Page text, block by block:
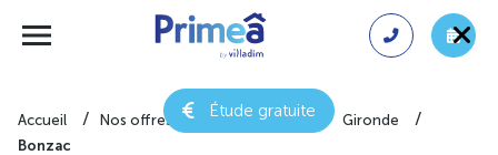
Étude gratuite
Accueil Nos offres de maison + terrain
Gironde
Bonzac